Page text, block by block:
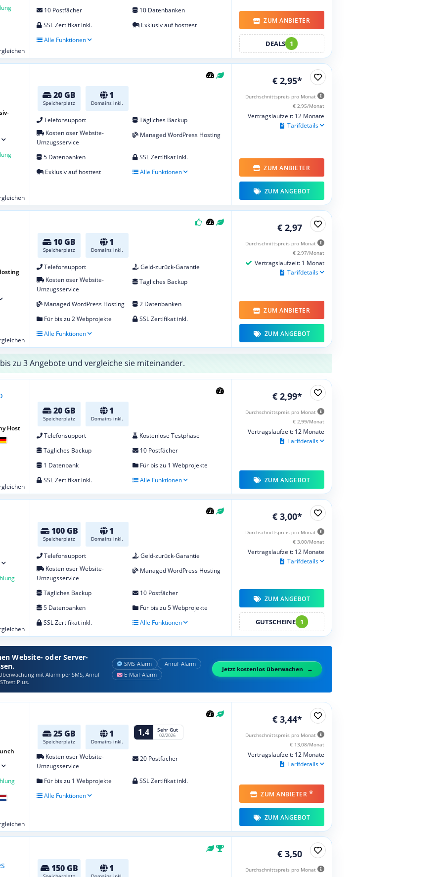
10 Postfächer
10 Datenbanken
SSL Zertifikat inkl.
Exklusiv auf hosttest
Alle Funktionen
ZUM ANBIETER
DEALS 1
20 GB
Speicherplatz
1
Domains inkl.
Telefonsupport
Tägliches Backup
Kostenloser Website-
Umzugsservice
Managed WordPress Hosting
5 Datenbanken
SSL Zertifikat inkl.
Exklusiv auf hosttest
Alle Funktionen
€ 2,95*
Durchschnittspreis pro Monat
€ 2,95/Monat
Vertragslaufzeit: 12 Monate
Tarifdetails
ZUM ANBIETER
ZUM ANGEBOT
10 GB
Speicherplatz
1
Domains inkl.
Telefonsupport
Geld-zurück-Garantie
Kostenloser Website-
Umzugsservice
Tägliches Backup
Managed WordPress Hosting
2 Datenbanken
Für bis zu 2 Webprojekte
SSL Zertifikat inkl.
Alle Funktionen
€ 2,97
Durchschnittspreis pro Monat
€ 2,97/Monat
Vertragslaufzeit: 1 Monat
Tarifdetails
ZUM ANBIETER
ZUM ANGEBOT
zu 3 Angebote und vergleiche sie miteinander.
20 GB
Speicherplatz
1
Domains inkl.
Telefonsupport
Kostenlose Testphase
Tägliches Backup
10 Postfächer
1 Datenbank
Für bis zu 1 Webprojekte
SSL Zertifikat inkl.
Alle Funktionen
Host
€ 2,99*
Durchschnittspreis pro Monat
€ 2,99/Monat
Vertragslaufzeit: 12 Monate
Tarifdetails
ZUM ANGEBOT
100 GB
Speicherplatz
1
Domains inkl.
Telefonsupport
Geld-zurück-Garantie
Kostenloser Website-
Umzugsservice
Managed WordPress Hosting
Tägliches Backup
10 Postfächer
5 Datenbanken
Für bis zu 5 Webprojekte
SSL Zertifikat inkl.
Alle Funktionen
€ 3,00*
Durchschnittspreis pro Monat
€ 3,00/Monat
Vertragslaufzeit: 12 Monate
Tarifdetails
ZUM ANGEBOT
GUTSCHEINE 1
Website- oder Server-
mit Alarm per SMS, Anruf
Plus.
SMS‑Alarm
Anruf‑Alarm
E‑Mail‑Alarm
Jetzt kostenlos überwachen
25 GB
Speicherplatz
1
Domains inkl.
1,4 Sehr Gut
02/2026
Kostenloser Website-
Umzugsservice
20 Postfächer
Für bis zu 1 Webprojekte
SSL Zertifikat inkl.
Alle Funktionen
€ 3,44*
Durchschnittspreis pro Monat
€ 13,08/Monat
Vertragslaufzeit: 12 Monate
Tarifdetails
ZUM ANBIETER *
ZUM ANGEBOT
150 GB 1
€ 3,50
Durchschnittspreis pro Monat